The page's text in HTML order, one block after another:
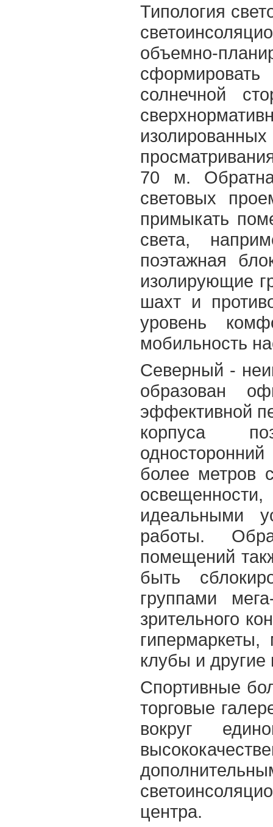
Типология
объемно-
солнечной
70 м.
световых
примыкать
света,
поэтажная
изолирующие
шахт и
уровень
мобильность
Северный -
образован
эффективной
корпуса
более метров
идеальными
работы.
помещений
быть
группами
зрительного
гипермаркеты,
клубы и
Спортивные
торговые
вокруг
центра.